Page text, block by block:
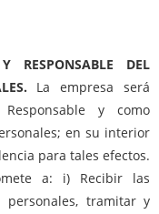
RESPONSABLE DEL
La empresa será
y como
en su interior
para tales efectos.
a: i) Recibir las
tramitar y